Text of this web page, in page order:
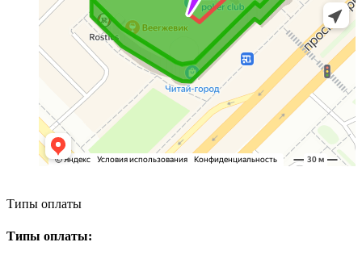
Типы оплаты
Типы оплаты: